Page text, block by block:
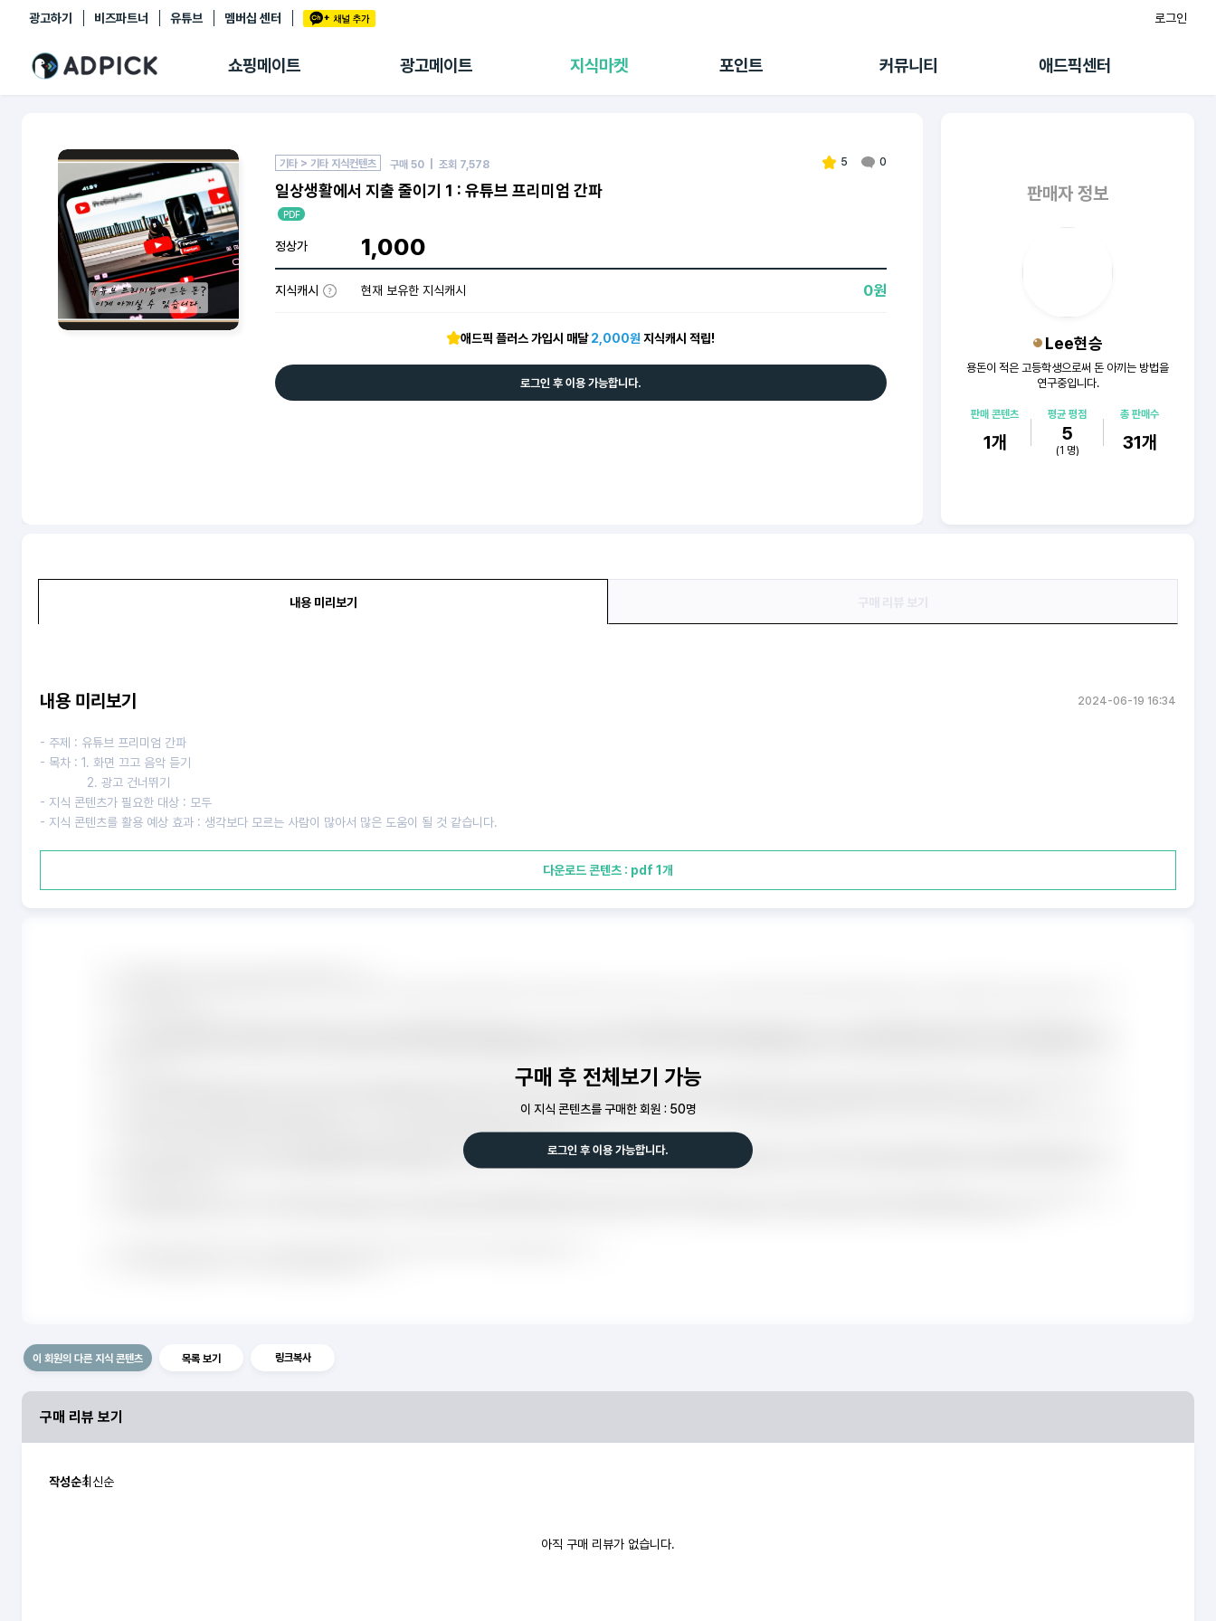
광고하기 비즈파트너 유튜브 멤버십 센터 로그인
쇼핑메이트 광고메이트 지식마켓 포인트 커뮤니티 애드픽센터
추천상품
쇼핑 에이전트
마이숍
광고리포트
출석 룰렛
랭킹
수익 Live
멤버십 센터
5 0
기타 > 기타 지식컨텐츠 구매 50 | 조회 7,578
일상생활에서 지출 줄이기 1 : 유튜브 프리미엄 간파
PDF
정상가 1,000
지식캐시 현재 보유한 지식캐시 0원
애드픽 플러스 가입시 매달2,000원 지식캐시 적립!
로그인 후 이용 가능합니다.
판매자 정보
Lee현승
용돈이 적은 고등학생으로써 돈 아끼는 방법을
연구중입니다.
판매 콘텐츠
1개
평균 평점
5
(1 명)
총 판매수
31개
내용 미리보기
내용 미리보기 2024-06-19 16:34
- 주제 : 유튜브 프리미엄 간파
- 목차 : 1. 화면 끄고 음악 듣기
2. 광고 건너뛰기
- 지식 콘텐츠가 필요한 대상 : 모두
- 지식 콘텐츠를 활용 예상 효과 : 생각보다 모르는 사람이 많아서 많은 도움이 될 것 같습니다.
다운로드 콘텐츠 : pdf 1개
구매 후 전체보기 가능
이 지식 콘텐츠를 구매한 회원 : 50명
로그인 후 이용 가능합니다.
이 회원의 다른 지식 콘텐츠 목록 보기 링크복사
구매 리뷰 보기
작성순최신순
아직 구매 리뷰가 없습니다.